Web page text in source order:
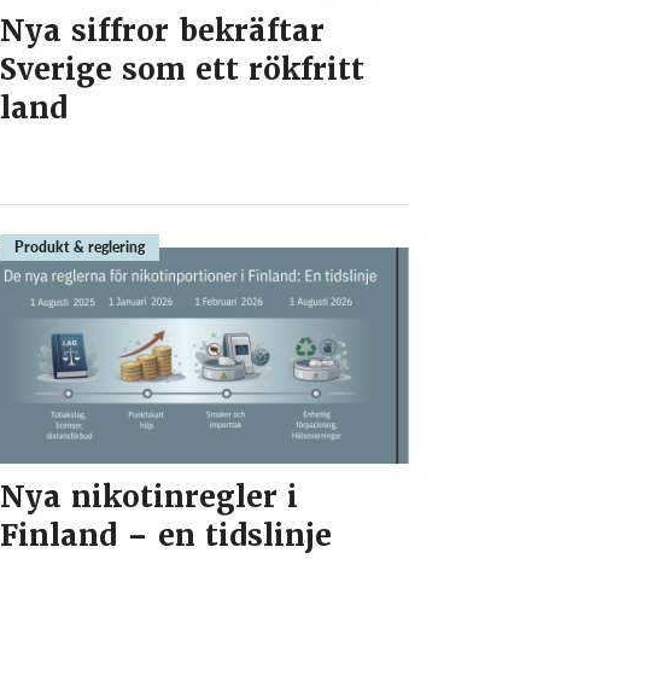
Nya siffror bekräftar
Sverige som ett rökfritt
land
Produkt & reglering
Nya nikotinregler i
Finland – en tidslinje